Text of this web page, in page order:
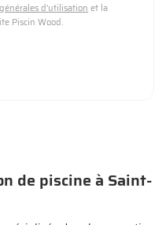
d'utilisation et la
Piscin Wood.
de piscine à Saint-